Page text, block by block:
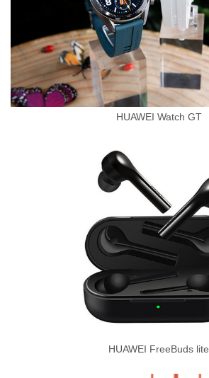
HUAWEI Watch GT
HUAWEI FreeBuds lite